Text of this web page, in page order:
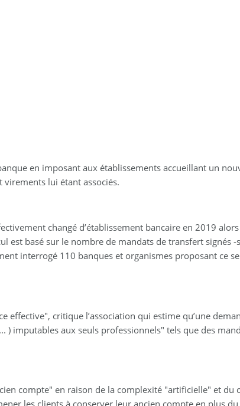
en imposant aux établissements accueillant un
virements lui étant associés.
changé d’établissement bancaire en 2019
est basé sur le nombre de mandats de transfert signés
interrogé 110 banques et organismes proposant ce
effective", critique l’association qui estime qu’une
) imputables aux seuls professionnels" tels que des
compte" en raison de la complexité "artificielle" et du
les clients à conserver leur ancien compte en plus